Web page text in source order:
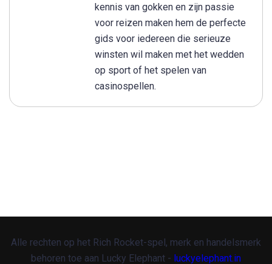
kennis van gokken en zijn passie
voor reizen maken hem de perfecte
gids voor iedereen die serieuze
winsten wil maken met het wedden
op sport of het spelen van
casinospellen.
Alle rechten op het Rich Rocket-spel, merk en handelsmerk
behoren toe aan Lucky Elephant - luckyelephant.in